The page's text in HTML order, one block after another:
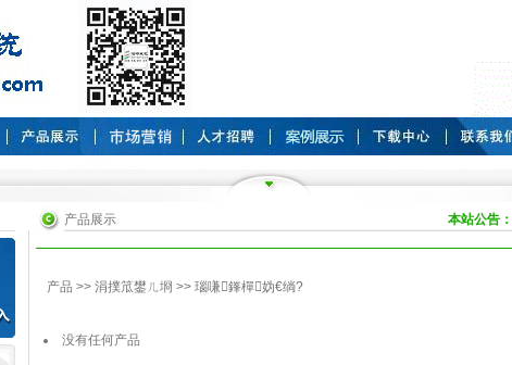
产品展示 本站公告：
产品 >> 涓撲笟鐢ㄦ埛 >> 瑙嗛鎽樿妫€绱?
没有任何产品